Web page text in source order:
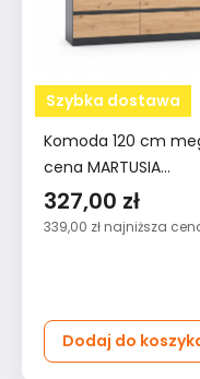
Szybka dostawa
Komoda 120 cm
cena MARTUSIA
78,5x120x40 cm z 6
szufladami dąb
327,00 zł
339,00 zł najniższa
Dodaj do